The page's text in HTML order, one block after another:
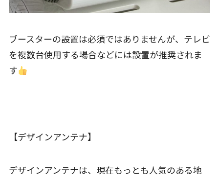
ブースターの設置は必須ではありませんが、テレビ
を複数台使用する場合などには設置が推奨されま
す
【デザインアンテナ】
デザインアンテナは、現在もっとも人気のある地